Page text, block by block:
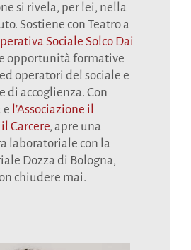
si rivela, per lei, nella
Sostiene con Teatro a
Sociale Solco Dai
opportunità formative
operatori del sociale e
di accoglienza. Con
e l’Associazione il
Carcere, apre una
laboratoriale con la
Dozza di Bologna,
chiudere mai.